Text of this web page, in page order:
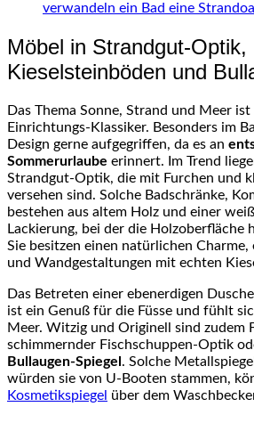
verwandeln ein Bad eine
Möbel in Strandgut-Optik,
Kieselsteinböden und
Das Thema Sonne, Strand und Meer
Einrichtungs-Klassiker. Besonders im
Design gerne aufgegriffen, da es an
Sommerurlaube erinnert. Im Trend
Strandgut-Optik, die mit Furchen und
versehen sind. Solche Badschränke,
bestehen aus altem Holz und einer
Lackierung, bei der die Holzoberfläche
Sie besitzen einen natürlichen Charme,
und Wandgestaltungen mit echten
Das Betreten einer ebenerdigen
ist ein Genuß für die Füsse und fühlt
Meer. Witzig und Originell sind zudem
schimmernder Fischschuppen-Optik
Bullaugen-Spiegel . Solche
würden sie von U-Booten stammen,
Kosmetikspiegel über dem